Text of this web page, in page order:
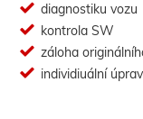
diagnostiku vozu
kontrola SW
záloha
individiuální